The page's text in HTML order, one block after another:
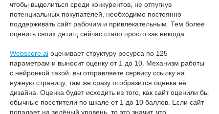
чтобы выделиться среди конкурентов, не отпугнув
потенциальных покупателей, необходимо постоянно
поддерживать сайт рабочим и привлекательным. Тем более
оценить своих детищ сейчас стало просто как никогда.
Webscore.ai оценивает структуру ресурса по 125
параметрам и выносит оценку от 1 до 10. Механизм работы
с нейронкой такой: вы отправляете сервису ссылку на
нужную страницу, там же сразу отобразится оценка её
дизайна. Оценка будет исходить из того, как сайт оценили бы
обычные посетители по шкале от 1 до 10 баллов. Если сайт
попадает на зелёный уровень, то это значит, что